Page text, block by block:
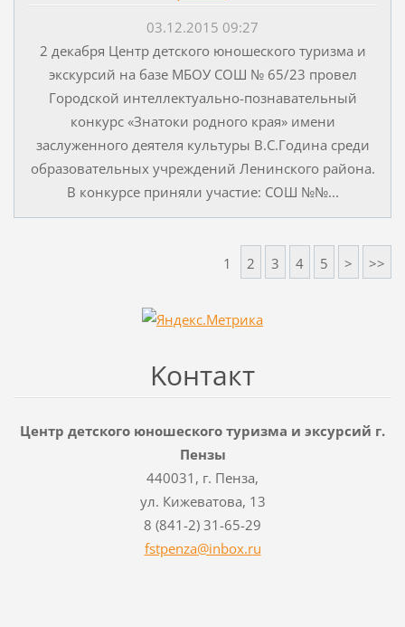
03.12.2015 09:27
2 декабря Центр детского юношеского туризма и
экскурсий на базе МБОУ СОШ № 65/23 провел
Городской интеллектуально-познавательный
конкурс «Знатоки родного края» имени
заслуженного деятеля культуры В.С.Година среди
образовательных учреждений Ленинского района.
В конкурсе приняли участие: СОШ №№...
1 2 3 4 5 > >>
Koнтакт
Центр детского юношеского туризма и эксурсий г.
Пензы
440031, г. Пенза,
ул. Кижеватова, 13
8 (841-2) 31-65-29
fstpenza@inbox.ru